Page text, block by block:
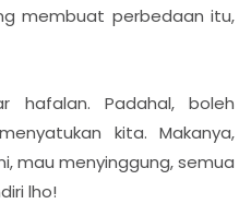
membuat perbedaan itu,
hafalan. Padahal, boleh
kita. Makanya,
mau menyinggung, semua
lho!